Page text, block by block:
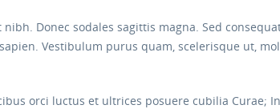
Donec sodales sagittis magna. Sed
Vestibulum purus quam, scelerisque ut,
orci luctus et ultrices posuere cubilia Curae;